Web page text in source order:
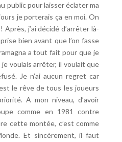
public pour laisser éclater ma
je porterais ça en moi. On
j’ai décidé d’arrêter là-
bien avant que l’on fasse
a tout fait pour que je
voulais arrêter, il voulait que
Je n’ai aucun regret car
le rêve de tous les joueurs
A mon niveau, d’avoir
comme en 1981 contre
cette montée, c’est comme
Et sincèrement, il faut